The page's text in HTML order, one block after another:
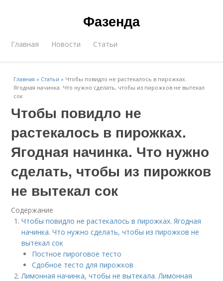
Фазенда
Главная Новости Статьи
Главная » Статьи » Чтобы повидло не растекалось в пирожках.
Ягодная начинка. Что нужно сделать, чтобы из пирожков не вытекал
сок
Чтобы повидло не
растекалось в пирожках.
Ягодная начинка. Что нужно
сделать, чтобы из пирожков
не вытекал сок
Содержание
Чтобы повидло не растекалось в пирожках. Ягодная
начинка. Что нужно сделать, чтобы из пирожков не
вытекал сок
Постное пироговое тесто
Сдобное тесто для пирожков
Лимонная начинка, чтобы не вытекала. Лимонная